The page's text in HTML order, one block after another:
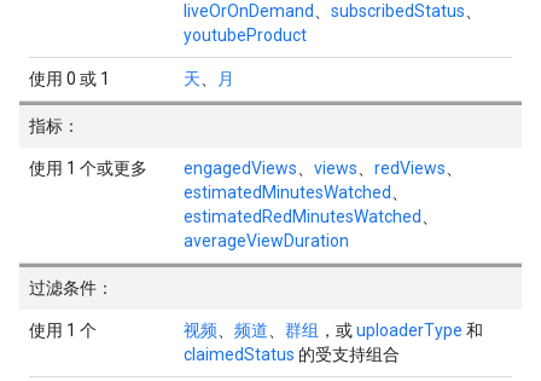
liveOrOnDemand
subscribedStatus
youtubeProduct
使用 0 或 1 天 月
指标：
使用 1 个或更多 engagedViews views redViews
estimatedMinutesWatched
estimatedRedMinutesWatched
averageViewDuration
过滤条件：
使用 1 个 视频 频道 群组 ，或uploaderType 和
claimedStatus 的受支持组合